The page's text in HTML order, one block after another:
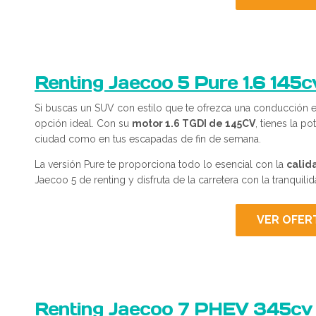
Renting Jaecoo 5 Pure 1.6
Si buscas un SUV con estilo que te ofrezca una conducción
opción ideal. Con su motor 1.6 TGDI de 145CV, tienes la
ciudad como en tus escapadas de fin de semana.
La versión Pure te proporciona todo lo esencial con la
Jaecoo 5 de renting y disfruta de la carretera con la
VER
Renting Jaecoo 7 PHEV 345cv